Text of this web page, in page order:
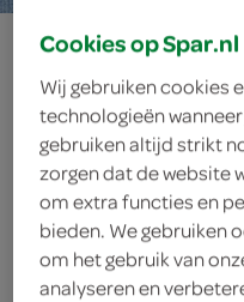
de bbq
ingrediënten
Cookies op Spar.nl
Wij gebruiken cookies
technologieën
gebruiken altijd strikt
zorgen dat de website
om extra functies en
bieden. We gebruiken
om het gebruik van
analyseren en